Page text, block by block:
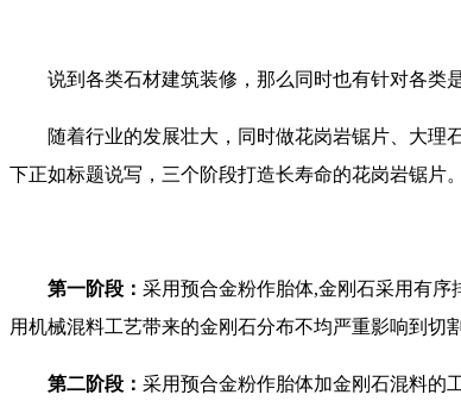
说到各类石材建筑装修，那么同时也有针对各类是
随着行业的发展壮大，同时做花岗岩锯片、大理石
下正如标题说写，三个阶段打造长寿命的花岗岩锯片。
第一阶段： 采用预合金粉作胎体,金刚石采用有
用机械混料工艺带来的金刚石分布不均严重影响到切
第二阶段： 采用预合金粉作胎体加金刚石混料的